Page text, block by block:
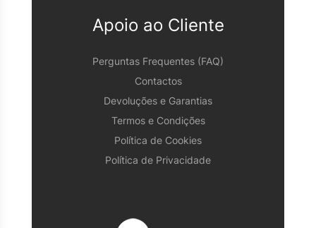
Apoio ao Cliente
Perguntas Frequentes (FAQ)
Contactos
Devoluções e Garantias
Termos e Condições
Política de Cookies
Política de Privacidade